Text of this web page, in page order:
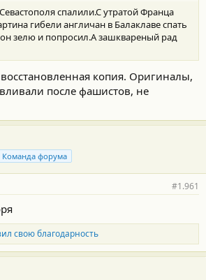
спалили.С утратой Франца
гибели англичан в Балаклаве спать
он зелю и попросил.А зашквареный рад
восстановленная копия. Оригиналы,
после фашистов, не
Команда форума
#1.961
свою благодарность